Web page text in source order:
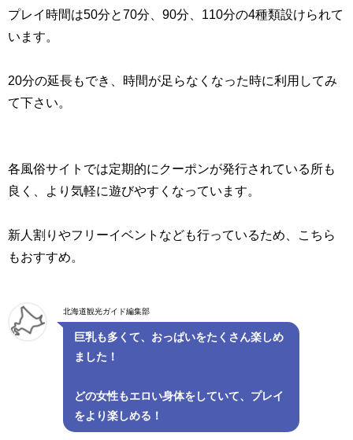
プレイ時間は50分と70分、90分、110分の4種類設けられて
います。
20分の延長もでき、時間が足らなくなった時に利用してみ
て下さい。
各風俗サイトでは定期的にクーポンが発行されている所も
良く、より気軽に遊びやすくなっています。
新人割りやフリーイベントなども行っているため、こちら
もおすすめ。
北海道観光ガイド編集部
巨乳も多くて、おっぱいをたくさん楽しめ
ました！
どの女性もエロい身体をしていて、プレイ
をより楽しめる！